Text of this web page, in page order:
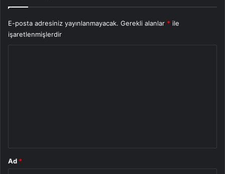
E-posta adresiniz yayınlanmayacak. Gerekli alanlar * ile
işaretlenmişlerdir
Ad *